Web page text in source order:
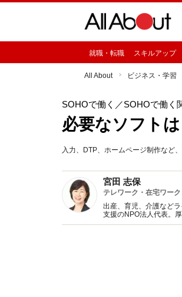
就職・転職 スキルアップ
All About ビジネス・学習
SOHOで働く ／SOHOで働く
必要なソフト
入力、DTP、ホームページ制作など
宮田 志保
テレワーク・在宅ワーク
出産、育児、介護など
支援のNPO法人代表。